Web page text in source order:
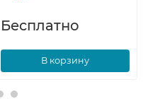
Бесплатно
В корзину